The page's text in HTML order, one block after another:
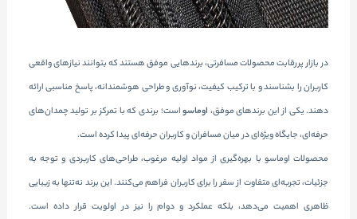
در بازار پررقابت محصولات مسافرتی، برندهایی موفق هستند که بتوانند نیازهای واقعی
کاربران را بشناسند و با ترکیب کیفیت، نوآوری و طراحی هوشمندانه، پاسخ مناسبی ارائه
دهند. یکی از این برندهای موفق، اوماسواست؛ برندی که با تمرکز بر تولید چمدان‌های
حرفه‌ای، جایگاه ویژه‌ای در میان مسافران و کاربران حرفه‌ای پیدا کرده است.
محصولات اوماسو با بهره‌گیری از مواد اولیه مرغوب، طراحی‌های کاربردی و توجه به
جزئیات، تجربه‌ای متفاوت از سفر را برای کاربران فراهم می‌کنند. این برند نه‌تنها به زیبایی
ظاهری اهمیت می‌دهد، بلکه عملکرد و دوام را نیز در اولویت قرار داده است.